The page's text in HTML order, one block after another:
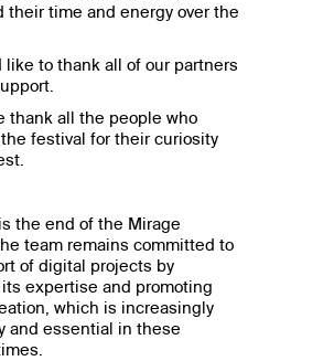
their time and energy over the
like to thank all of our partners
thank all the people who
festival for their curiosity
the end of the Mirage
team remains committed to
of digital projects by
expertise and promoting
which is increasingly
and essential in these